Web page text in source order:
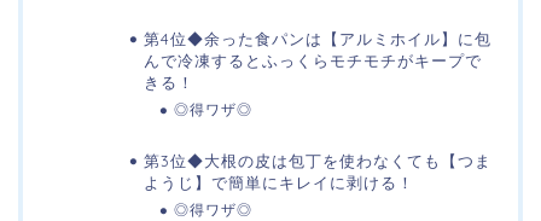
第4位◆余った食パンは【アルミホイル】に包
んで冷凍するとふっくらモチモチがキープで
きる！
◎得ワザ◎
第3位◆大根の皮は包丁を使わなくても【つま
ようじ】で簡単にキレイに剥ける！
◎得ワザ◎